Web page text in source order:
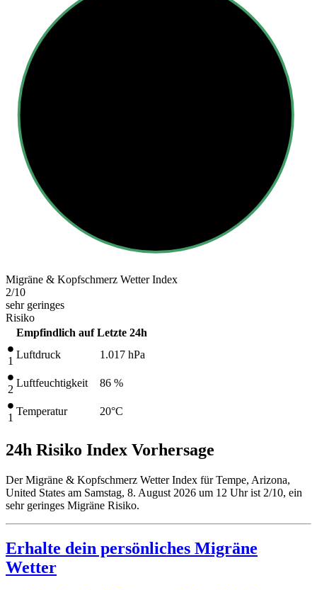
Migräne & Kopfschmerz Wetter Index
2/10
sehr geringes
Risiko
Empfindlich auf Letzte 24h
1
Luftdruck 1.017 hPa
2
Luftfeuchtigkeit 86 %
1
Temperatur 20°C
24h Risiko Index Vorhersage
Der Migräne & Kopfschmerz Wetter Index für Tempe, Arizona,
United States am Samstag, 8. August 2026 um 12 Uhr ist 2/10, ein
sehr geringes Migräne Risiko.
Erhalte dein persönliches Migräne
Wetter